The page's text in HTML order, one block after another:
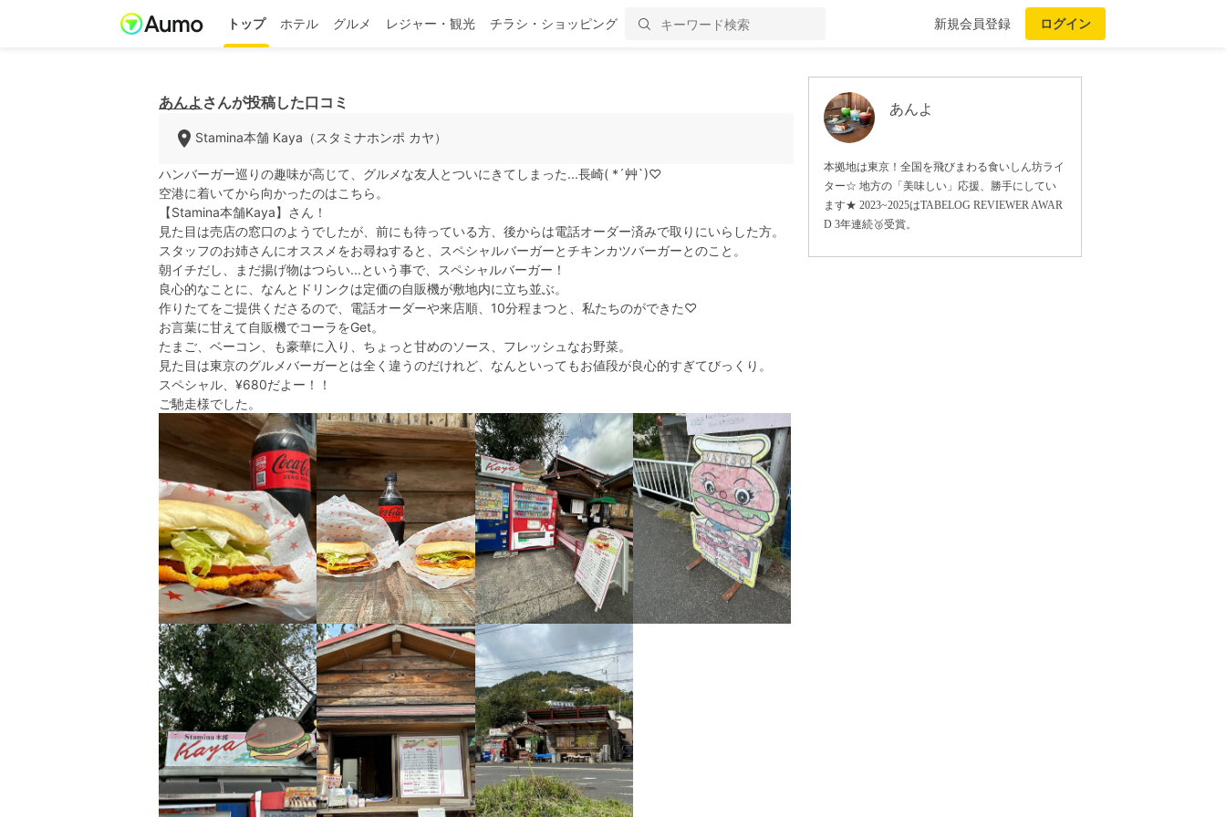
トップ ホテル グルメ レジャー・観光 チラシ・ショッピング 新規会員登録 ログイン
あんよ さんが投稿した口コミ
Stamina本舗 Kaya（スタミナホンポ カヤ）
ハンバーガー巡りの趣味が高じて、グルメな友人とついにきてしまった...長崎( *´艸`)♡
空港に着いてから向かったのはこちら。
【Stamina本舗Kaya】さん！
見た目は売店の窓口のようでしたが、前にも待っている方、後からは電話オーダー済みで取りにいらした方。
スタッフのお姉さんにオススメをお尋ねすると、スペシャルバーガーとチキンカツバーガーとのこと。
朝イチだし、まだ揚げ物はつらい...という事で、スペシャルバーガー！
良心的なことに、なんとドリンクは定価の自販機が敷地内に立ち並ぶ。
作りたてをご提供くださるので、電話オーダーや来店順、10分程まつと、私たちのができた♡
お言葉に甘えて自販機でコーラをGet。
たまご、ベーコン、も豪華に入り、ちょっと甘めのソース、フレッシュなお野菜。
見た目は東京のグルメバーガーとは全く違うのだけれど、なんといってもお値段が良心的すぎてびっくり。
スペシャル、¥680だよー！！
ご馳走様でした。
あんよ
本拠地は東京！全国を飛びまわる食いしん坊ライ
ター☆ 地方の「美味しい」応援、勝手にしてい
ます★ 2023~2025はTABELOG REVIEWER AWAR
D 3年連続🥉受賞。